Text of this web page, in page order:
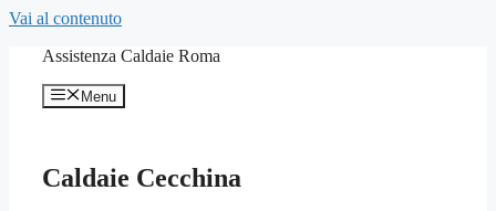
Vai al contenuto
Assistenza Caldaie Roma
Menu
Caldaie Cecchina